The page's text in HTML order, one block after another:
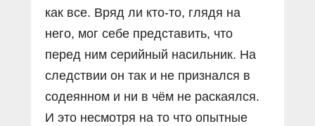
как все. Вряд ли кто-то, глядя на
него, мог себе представить, что
перед ним серийный насильник. На
следствии он так и не признался в
содеянном и ни в чём не раскаялся.
И это несмотря на то что опытные